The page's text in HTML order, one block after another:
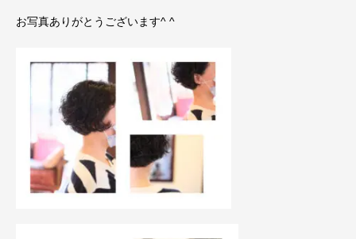
お写真ありがとうございます^ ^